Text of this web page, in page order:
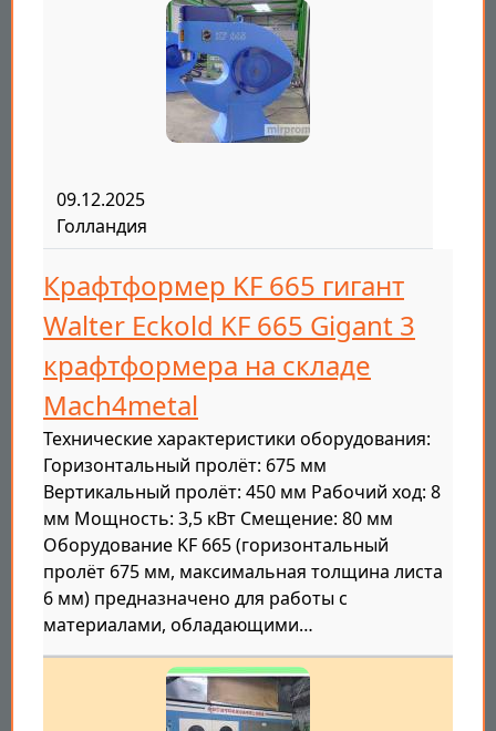
09.12.2025
Голландия
Крафтформер KF 665 гигант
Walter Eckold KF 665 Gigant 3
крафтформера на складе
Mach4metal
Технические характеристики оборудования:
Горизонтальный пролёт: 675 мм
Вертикальный пролёт: 450 мм Рабочий ход: 8
мм Мощность: 3,5 кВт Смещение: 80 мм
Оборудование KF 665 (горизонтальный
пролёт 675 мм, максимальная толщина листа
6 мм) предназначено для работы с
материалами, обладающими…